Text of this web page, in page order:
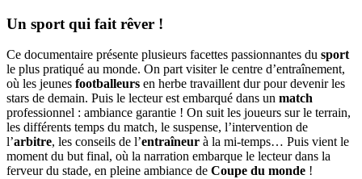
Un sport qui fait rêver !
Ce documentaire présente plusieurs facettes passionnantes du sport
le plus pratiqué au monde. On part visiter le centre d’entraînement,
où les jeunes footballeurs en herbe travaillent dur pour devenir les
stars de demain. Puis le lecteur est embarqué dans un match
professionnel : ambiance garantie ! On suit les joueurs sur le terrain,
les différents temps du match, le suspense, l’intervention de
l’arbitre, les conseils de l’entraîneur à la mi-temps… Puis vient le
moment du but final, où la narration embarque le lecteur dans la
ferveur du stade, en pleine ambiance de Coupe du monde !